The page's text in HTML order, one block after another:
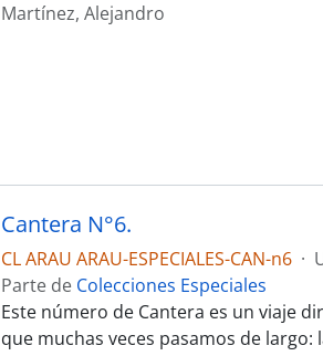
Martínez, Alejandro
Cantera N°6.
CL ARAU ARAU-ESPECIALES-CAN-n6 ·
Parte de Colecciones Especiales
Este número de Cantera es un viaje
que muchas veces pasamos de